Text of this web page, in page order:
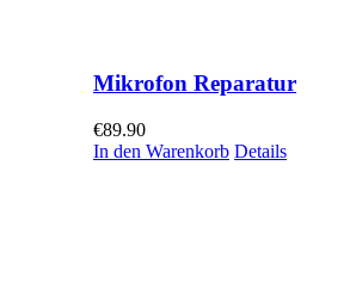
Mikrofon Reparatur
€89.90
In den Warenkorb Details